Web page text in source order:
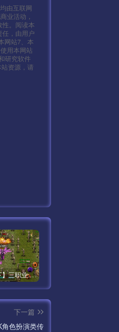
由互联网
业活动，
。阅读本
，由用户
网站7、本
用本网站
研究软件
资源，请
【王者天下】三职业之白日门传奇手游最新整理Win半手工服务端+完善GM后台工具！
下一篇
角色扮演类传